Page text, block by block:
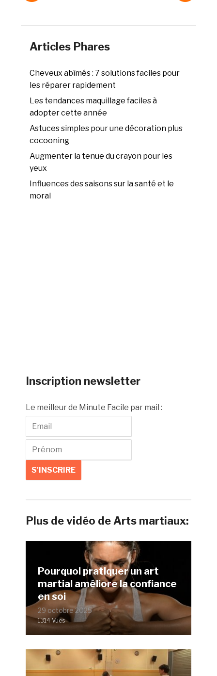
Articles Phares
Cheveux abîmés : 7 solutions faciles pour
les réparer rapidement
Les tendances maquillage faciles à
adopter cette année
Astuces simples pour une décoration plus
cocooning
Augmenter la tenue du crayon pour les
yeux
Influences des saisons sur la santé et le
moral
Inscription newsletter
Le meilleur de Minute Facile par mail :
Plus de vidéo de Arts martiaux:
Pourquoi pratiquer un art
martial améliore la confiance
en soi
29 octobre 2025
1314 Vues